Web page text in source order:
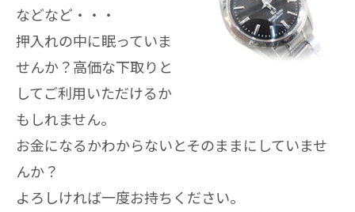
などなど・・・
押入れの中に眠っていま
せんか？高価な下取りと
してご利用いただけるか
もしれません。
お金になるかわからないとそのままにしていませ
んか？
よろしければ一度お持ちください。